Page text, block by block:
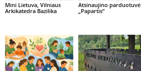
Mini Lietuva, Vilniaus
Arkikatedra Bazilika
Atsinaujino parduotuvė
„Papartis“